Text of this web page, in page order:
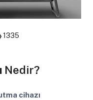
1335
Nedir?
cihazı